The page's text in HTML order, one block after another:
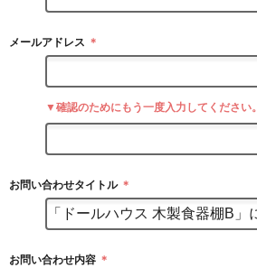
メールアドレス ＊
▼確認のためにもう一度入力してください。
お問い合わせタイトル ＊
お問い合わせ内容 ＊